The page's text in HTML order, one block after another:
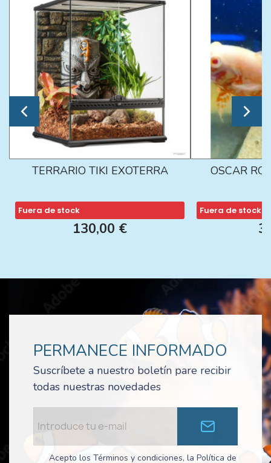
TERRARIO TIKI EXOTERRA
Fuera de stock
130,00 €
OSCAR
Fuera de stock
PERMANECE INFORMADO
Suscríbete a nuestro boletín pare recibir
todas nuestras novedades
Acepto los Términos y condiciones, la Política de